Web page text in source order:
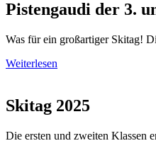
Pistengaudi der 3.
Was für ein großartiger Skitag!
Weiterlesen
Skitag 2025
Die ersten und zweiten Klassen